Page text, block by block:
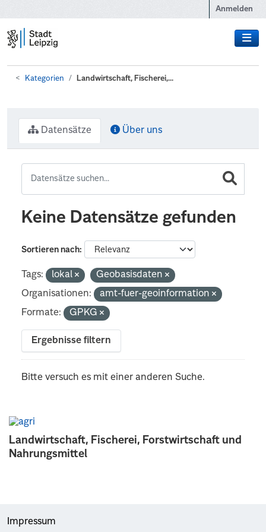
Anmelden
Kategorien Landwirtschaft, Fischerei,...
Landwirtschaft, Fischerei, Forstwirtschaft und
Nahrungsmittel
Datensätze Über uns
Keine Datensätze gefunden
Sortieren nach
Tags: lokal
Geobasisdaten
Organisationen:
amt-fuer-geoinformation
Formate:
GPKG
Ergebnisse filtern
Bitte versuch es mit einer anderen Suche.
Impressum